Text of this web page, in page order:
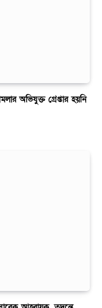
অভিযুক্ত গ্রেপ্তার হয়নি